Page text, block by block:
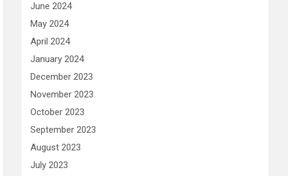
June 2024
May 2024
April 2024
January 2024
December 2023
November 2023
October 2023
September 2023
August 2023
July 2023